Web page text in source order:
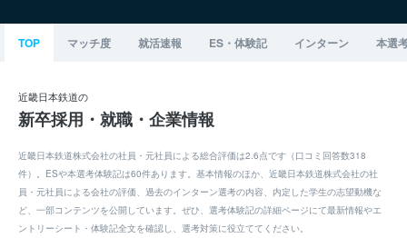
TOP マッチ度 就活速報 ES・体験記 インターン 本選
近畿日本鉄道の
新卒採用・就職・企業情報
近畿日本鉄道株式会社の社員・元社員による総合評価は2.6点です（口コミ回答数318
件）。ESや本選考体験記は60件あります。基本情報のほか、近畿日本鉄道株式会社の社
員・元社員による会社の評価、過去のインターン選考の内容、内定した学生の志望動機な
ど、一部コンテンツを公開しています。ぜひ、選考体験記の詳細ページにて最新情報やエ
ントリーシート・体験記全文を確認し、選考対策に役立ててください。